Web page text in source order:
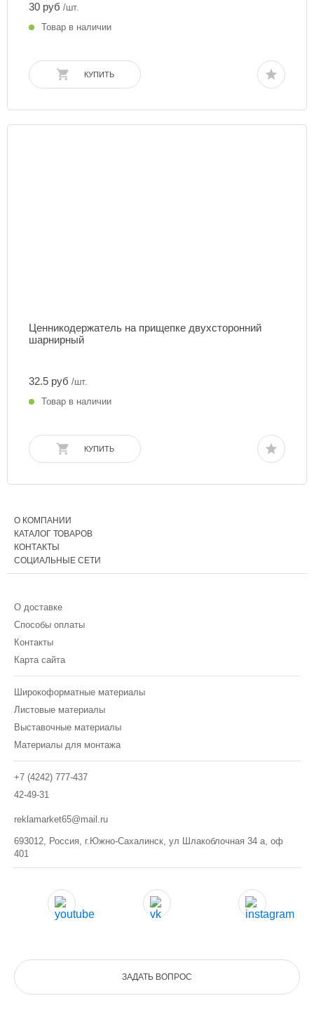
30 руб /шт.
Товар в наличии
КУПИТЬ
Ценникодержатель на прищепке двухсторонний
шарнирный
32.5 руб /шт.
Товар в наличии
КУПИТЬ
О КОМПАНИИ
КАТАЛОГ ТОВАРОВ
КОНТАКТЫ
СОЦИАЛЬНЫЕ СЕТИ
О доставке
Способы оплаты
Контакты
Карта сайта
Широкоформатные материалы
Листовые материалы
Выставочные материалы
Материалы для монтажа
+7 (4242) 777-437
42-49-31
reklamarket65@mail.ru
693012, Россия, г.Южно-Сахалинск, ул Шлакоблочная 34 а, оф
401
ЗАДАТЬ ВОПРОС